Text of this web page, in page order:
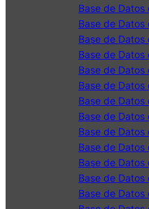
Base de Datos
Base de Datos
Base de Datos
Base de Datos
Base de Datos
Base de Datos
Base de Datos
Base de Datos
Base de Datos
Base de Datos
Base de Datos
Base de Datos
Base de Datos